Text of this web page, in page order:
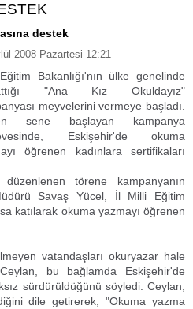
destek
2008 Pazartesi 12:21
Bakanlığı'nın ülke genelinde
"Ana Kız Okuldayız"
meyvelerini vermeye başladı.
sene başlayan kampanya
Eskişehir'de okuma
öğrenen kadınlara sertifikaları
törene kampanyanın
Savaş Yücel, İl Milli Eğitim
katılarak okuma yazmayı öğrenen
vatandaşları okuryazar hale
bu bağlamda Eskişehir'de
sürdürüldüğünü söyledi. Ceylan,
dile getirerek, "Okuma yazma